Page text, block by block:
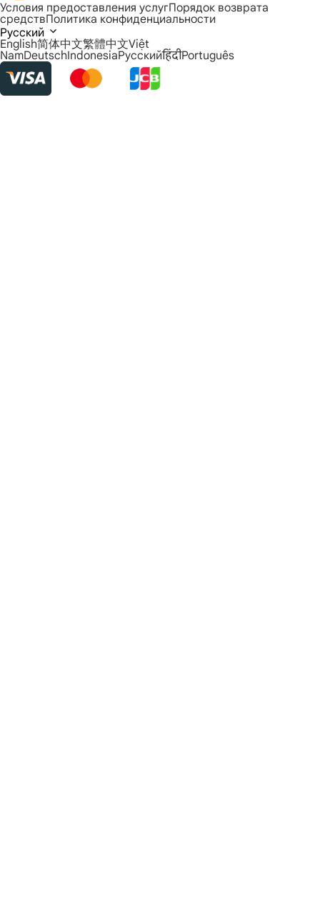
Условия предоставления услугПорядок возврата
средствПолитика конфиденциальности
Русский
English简体中文繁體中文Việt
NamDeutschIndonesiaРусскийहिंदीPortuguês